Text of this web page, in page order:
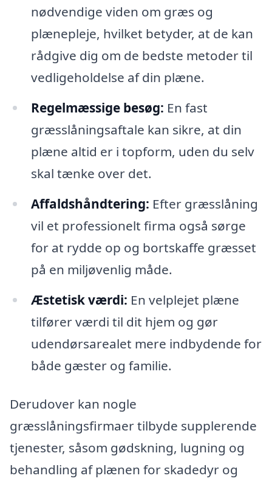
nødvendige viden om græs og
plænepleje, hvilket betyder, at de kan
rådgive dig om de bedste metoder til
vedligeholdelse af din plæne.
Regelmæssige besøg: En fast
græsslåningsaftale kan sikre, at din
plæne altid er i topform, uden du selv
skal tænke over det.
Affaldshåndtering: Efter græsslåning
vil et professionelt firma også sørge
for at rydde op og bortskaffe græsset
på en miljøvenlig måde.
Æstetisk værdi: En velplejet plæne
tilfører værdi til dit hjem og gør
udendørsarealet mere indbydende for
både gæster og familie.
Derudover kan nogle
græsslåningsfirmaer tilbyde supplerende
tjenester, såsom gødskning, lugning og
behandling af plænen for skadedyr og